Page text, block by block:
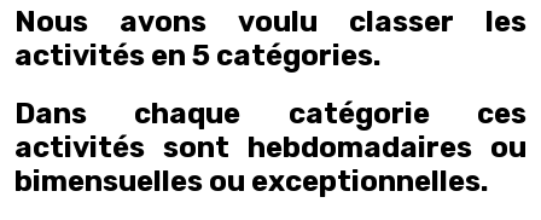
Nous avons voulu classer les
activités en 5 catégories.
Dans chaque catégorie ces
activités sont hebdomadaires ou
bimensuelles ou exceptionnelles.